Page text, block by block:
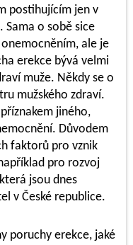
postihujícím jen v
Sama o sobě sice
ale je
erekce bývá velmi
muže. Někdy se o
mužského zdraví.
jiného,
Důvodem
faktorů pro vznik
pro rozvoj
jsou dnes
v České republice.
poruchy erekce, jaké